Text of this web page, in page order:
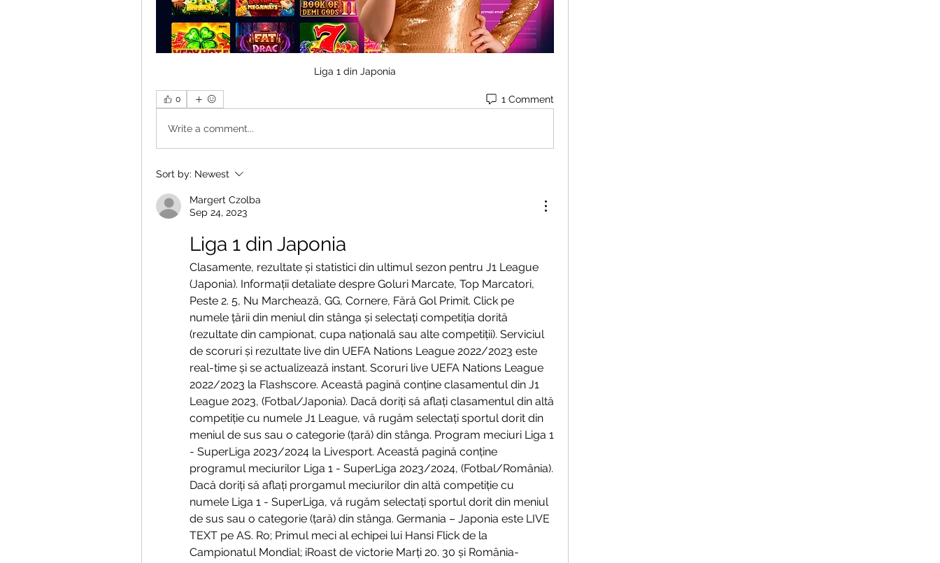
Liga 1 din Japonia
0 1 Comment
Write a comment...
Sort by: Newest
Margert Czolba
Sep 24, 2023
Liga 1 din Japonia
Clasamente, rezultate și statistici din ultimul sezon pentru J1 League
(Japonia). Informații detaliate despre Goluri Marcate, Top Marcatori,
Peste 2. 5, Nu Marchează, GG, Cornere, Fără Gol Primit. Click pe
numele țării din meniul din stânga și selectați competiția dorită
(rezultate din campionat, cupa națională sau alte competiții). Serviciul
de scoruri și rezultate live din UEFA Nations League 2022/2023 este
real-time și se actualizează instant. Scoruri live UEFA Nations League
2022/2023 la Flashscore. Această pagină conține clasamentul din J1
League 2023, (Fotbal/Japonia). Dacă doriți să aflați clasamentul din altă
competiție cu numele J1 League, vă rugăm selectați sportul dorit din
meniul de sus sau o categorie (țară) din stânga. Program meciuri Liga 1
- SuperLiga 2023/2024 la Livesport. Această pagină conține
programul meciurilor Liga 1 - SuperLiga 2023/2024, (Fotbal/România).
Dacă doriți să aflați prorgamul meciurilor din altă competiție cu
numele Liga 1 - SuperLiga, vă rugăm selectați sportul dorit din meniul
de sus sau o categorie (țară) din stânga. Germania – Japonia este LIVE
TEXT pe AS. Ro; Primul meci al echipei lui Hansi Flick de la
Campionatul Mondial; iRoast de victorie Marți 20. 30 și România-